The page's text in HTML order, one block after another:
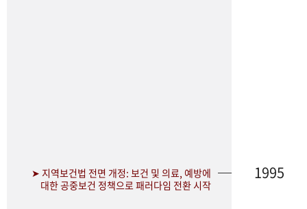
➤ 지역보건법 전면 개정: 보건 및 의료, 예방에
대한 공중보건 정책으로 패러다임 전환 시작
1995